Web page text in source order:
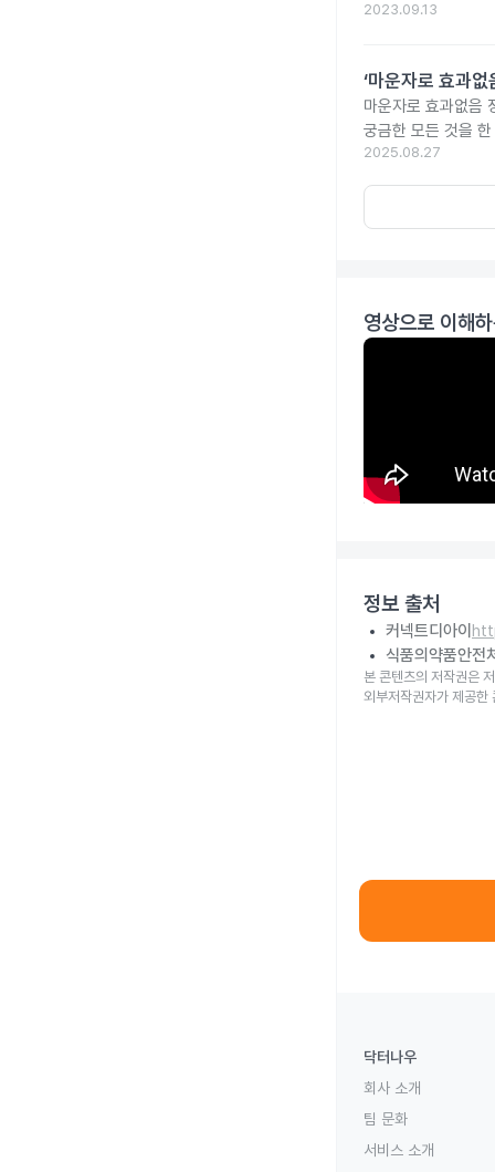
2023.09.13
‘마운자로 효과
마운자로 효과없음
궁금한 모든 것을
2025.08.27
영상으로 이해
정보 출처
커넥트디아이
식품의약품안전
본 콘텐츠의 저작권은
외부저작권자가 제공한
닥터나우
회사 소개
팀 문화
서비스 소개